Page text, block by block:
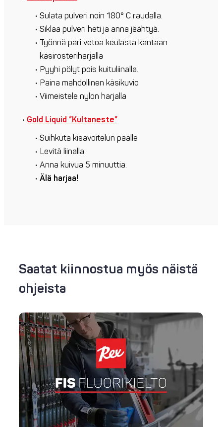
Sulata pulveri noin 180° C raudalla.
Siklaa pulveri heti ja anna jäähtyä.
Työnnä pari vetoa keulasta kantaan
käsirosteriharjalla
Pyyhi pölyt pois kuituliinalla.
Paina mahdollinen käsikuvio
Viimeistele nylon harjalla
Gold Liquid ”Kultaneste”
Suihkuta kisavoitelun päälle
Levitä liinalla
Anna kuivua 5 minuuttia.
Älä harjaa!
Saatat kiinnostua myös näistä
ohjeista